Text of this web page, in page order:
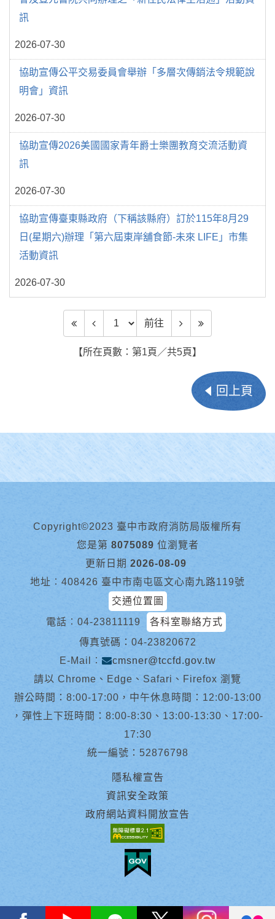
訊
2026-07-30
協助宣傳公平交易委員會舉辦「多層次傳銷法令規範說
明會」資訊
2026-07-30
協助宣傳2026美國國家青年爵士樂團教育交流活動資
訊
2026-07-30
協助宣傳臺東縣政府（下稱該縣府）訂於115年8月29
日(星期六)辦理「第六屆東岸舖食節-未來 LIFE」市集
活動資訊
2026-07-30
前往頁數 前往
【所在頁數：第1頁／共5頁】
回上頁
Copyright©2023 臺中市政府消防局版權所有
您是第 8075089 位瀏覽者
更新日期 2026-08-09
地址︰408426 臺中市南屯區文心南九路119號
交通位置圖
電話︰ 04-23811119
各科室聯絡方式
傳真號碼：04-23820672
E-Mail︰
cmsner@tccfd.gov.tw
請以 Chrome、Edge、Safari、Firefox 瀏覽
辦公時間：8:00-17:00，中午休息時間：12:00-13:00
，彈性上下班時間：8:00-8:30、13:00-13:30、17:00-
17:30
統一編號：52876798
隱私權宣告
資訊安全政策
政府網站資料開放宣告
facebook youtube Line X instagram